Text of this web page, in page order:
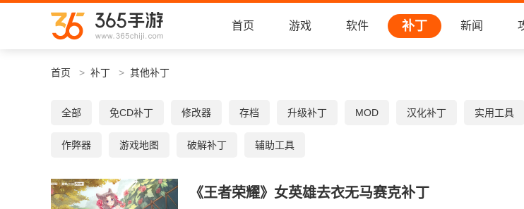
首页 游戏 软件 补丁 新闻
首页 补丁 其他补丁
全部 免CD补丁 修改器 存档 升级补丁 MOD 汉化补丁 实用工具
作弊器 游戏地图 破解补丁 辅助工具
《王者荣耀》女英雄去衣无马赛克补丁